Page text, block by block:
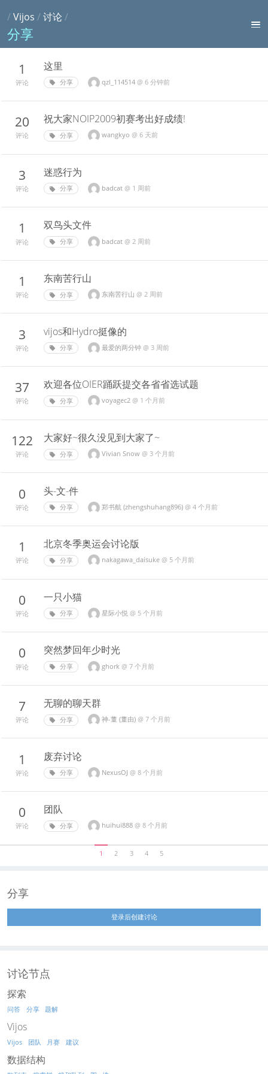
/Vijos /讨论 /
分享
1
评论
这里
分享 qzl_114514 @ 6 分钟前
20
评论
祝大家NOIP2009初赛考出好成绩!
分享 wangkyo @ 6 天前
3
评论
迷惑行为
分享 badcat @ 1 周前
1
评论
双鸟头文件
分享 badcat @ 2 周前
1
评论
东南苦行山
分享 东南苦行山 @ 2 周前
3
评论
vijos和Hydro挺像的
分享 最爱的两分钟 @ 3 周前
37
评论
欢迎各位OIER踊跃提交各省省选试题
分享 voyagec2 @ 1 个月前
122
评论
大家好~很久没见到大家了~
分享 Vivian Snow @ 3 个月前
0
评论
头-文-件
分享 郑书航 (zhengshuhang896) @ 4 个月前
1
评论
北京冬季奥运会讨论版
分享 nakagawa_daisuke @ 5 个月前
0
评论
一只小猫
分享 星际小悦 @ 5 个月前
0
评论
突然梦回年少时光
分享 ghork @ 7 个月前
7
评论
无聊的聊天群
分享 神-董 (董由) @ 7 个月前
1
评论
废弃讨论
分享 NexusOJ @ 8 个月前
0
评论
团队
分享 huihui888 @ 8 个月前
1 2 3 4 5
分享
登录后创建讨论
讨论节点
探索
问答 分享 题解
Vijos
Vijos 团队 月赛 建议
数据结构